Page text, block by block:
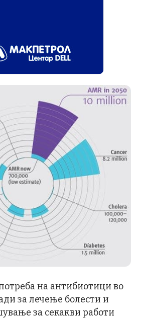
на антибиотици во
за лечење болести и
за секакви работи